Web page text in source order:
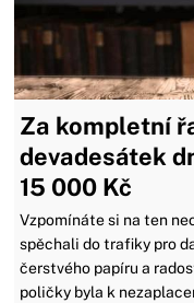
Za kompletní
devadesátek
15 000 Kč
Vzpomínáte si na ten
spěchali do trafiky pro
čerstvého papíru a
poličky byla k